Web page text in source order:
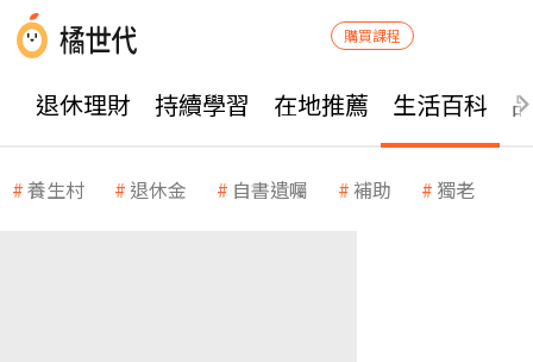
購買課程
退休理財 持續學習 在地推薦 生活百科
養生村 退休金 自書遺囑 補助 獨老